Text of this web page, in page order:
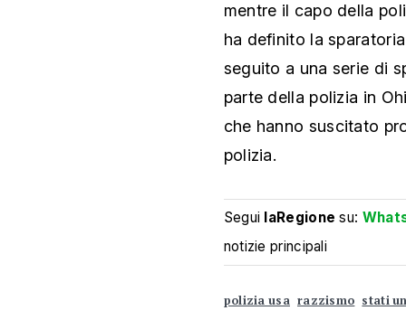
mentre il capo della
ha definito la
seguito a una serie di
parte della polizia in
che hanno suscitato
polizia.
Segui laRegione su:
notizie principali
polizia usa razzismo stati